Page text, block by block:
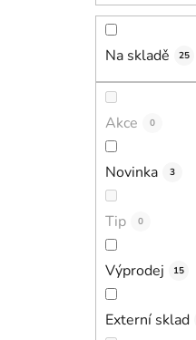
Na skladě 25
Akce 0
Novinka 3
Tip 0
Výprodej 15
Externí sklad